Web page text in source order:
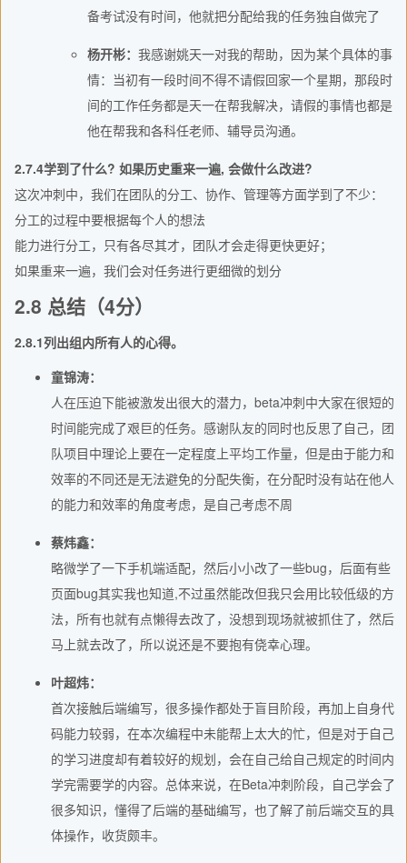
备考试没有时间，他就把分配给我的任务独自做完了
杨开彬： 我感谢姚天一对我的帮助，因为某个具体的事
情：当初有一段时间不得不请假回家一个星期，那段时
间的工作任务都是天一在帮我解决，请假的事情也都是
他在帮我和各科任老师、辅导员沟通。
2.7.4学到了什么? 如果历史重来一遍, 会做什么改进?
这次冲刺中，我们在团队的分工、协作、管理等方面学到了不少：
分工的过程中要根据每个人的想法
能力进行分工，只有各尽其才，团队才会走得更快更好；
如果重来一遍，我们会对任务进行更细微的划分
2.8 总结（4分）
2.8.1列出组内所有人的心得。
童锦涛：
人在压迫下能被激发出很大的潜力，beta冲刺中大家在很短的
时间能完成了艰巨的任务。感谢队友的同时也反思了自己，团
队项目中理论上要在一定程度上平均工作量，但是由于能力和
效率的不同还是无法避免的分配失衡，在分配时没有站在他人
的能力和效率的角度考虑，是自己考虑不周
蔡炜鑫：
略微学了一下手机端适配，然后小小改了一些bug，后面有些
页面bug其实我也知道,不过虽然能改但我只会用比较低级的方
法，所有也就有点懒得去改了，没想到现场就被抓住了，然后
马上就去改了，所以说还是不要抱有侥幸心理。
叶超炜：
首次接触后端编写，很多操作都处于盲目阶段，再加上自身代
码能力较弱，在本次编程中未能帮上太大的忙，但是对于自己
的学习进度却有着较好的规划，会在自己给自己规定的时间内
学完需要学的内容。总体来说，在Beta冲刺阶段，自己学会了
很多知识，懂得了后端的基础编写，也了解了前后端交互的具
体操作，收货颇丰。